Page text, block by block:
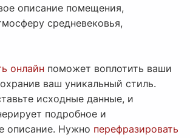
описание помещения,
средневековья,
онлайн поможет воплотить ваши
ваш уникальный стиль.
исходные данные, и
подробное и
описание. Нужно перефразировать